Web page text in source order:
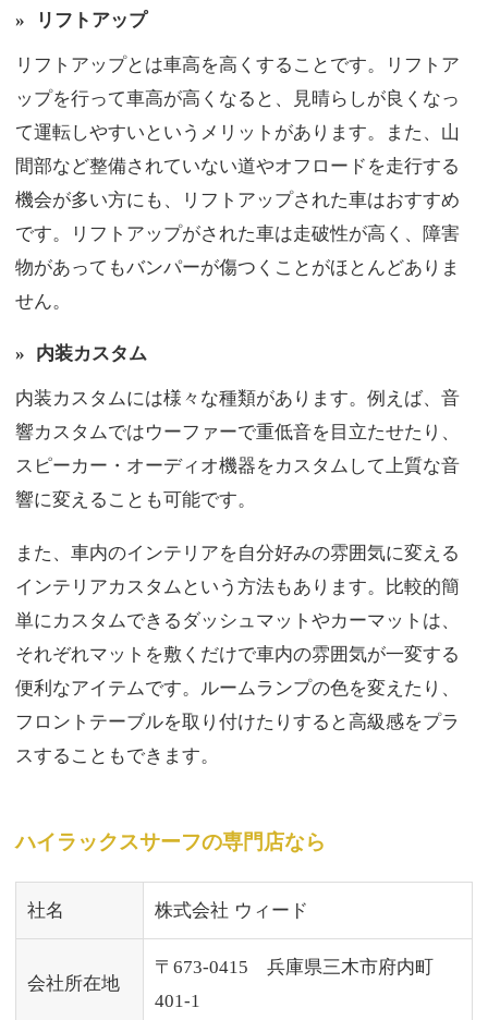
» リフトアップ
リフトアップとは車高を高くすることです。リフトア
ップを行って車高が高くなると、見晴らしが良くなっ
て運転しやすいというメリットがあります。また、山
間部など整備されていない道やオフロードを走行する
機会が多い方にも、リフトアップされた車はおすすめ
です。リフトアップがされた車は走破性が高く、障害
物があってもバンパーが傷つくことがほとんどありま
せん。
» 内装カスタム
内装カスタムには様々な種類があります。例えば、音
響カスタムではウーファーで重低音を目立たせたり、
スピーカー・オーディオ機器をカスタムして上質な音
響に変えることも可能です。
また、車内のインテリアを自分好みの雰囲気に変える
インテリアカスタムという方法もあります。比較的簡
単にカスタムできるダッシュマットやカーマットは、
それぞれマットを敷くだけで車内の雰囲気が一変する
便利なアイテムです。ルームランプの色を変えたり、
フロントテーブルを取り付けたりすると高級感をプラ
スすることもできます。
ハイラックスサーフの専門店なら
社名 株式会社 ウィード
会社所在地
〒673-0415 兵庫県三木市府内町
401-1